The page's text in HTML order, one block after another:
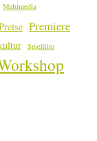
Multimedia
Premiere
Spielfilm